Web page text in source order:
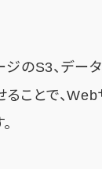
のS3、デー
ことで、Web